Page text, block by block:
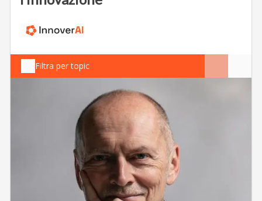
Filtra per topic